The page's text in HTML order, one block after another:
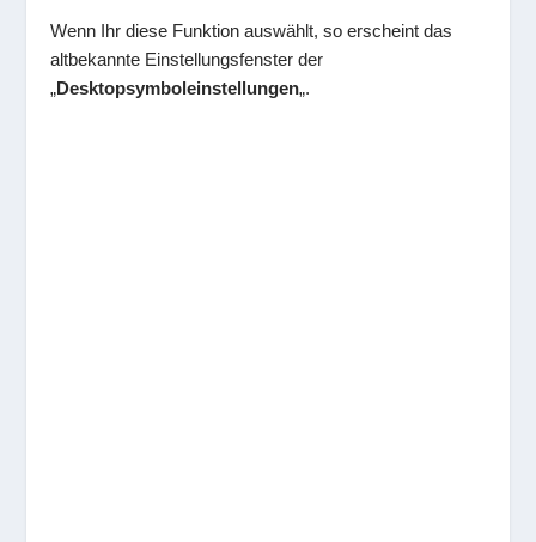
Wenn Ihr diese Funktion auswählt, so erscheint das
altbekannte Einstellungsfenster der
„Desktopsymboleinstellungen„.